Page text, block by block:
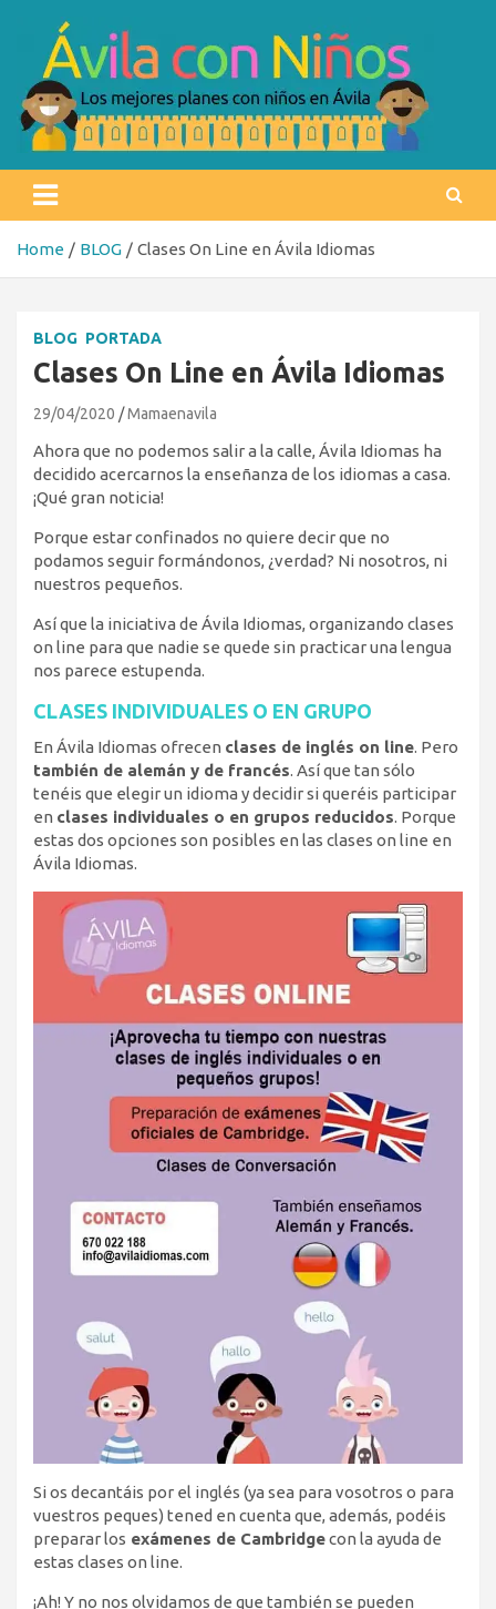
content
Ávila con niños
Home BLOG Clases On Line en Ávila Idiomas
BLOG PORTADA
Clases On Line en Ávila Idiomas
29/04/2020 Mamaenavila
Ahora que no podemos salir a la calle, Ávila Idiomas ha
decidido acercarnos la enseñanza de los idiomas a casa.
¡Qué gran noticia!
Porque estar confinados no quiere decir que no
podamos seguir formándonos, ¿verdad? Ni nosotros, ni
nuestros pequeños.
Así que la iniciativa de Ávila Idiomas, organizando clases
on line para que nadie se quede sin practicar una lengua
nos parece estupenda.
CLASES INDIVIDUALES O EN GRUPO
En Ávila Idiomas ofrecen clases de inglés on line. Pero
también de alemán y de francés. Así que tan sólo
tenéis que elegir un idioma y decidir si queréis participar
en clases individuales o en grupos reducidos. Porque
estas dos opciones son posibles en las clases on line en
Ávila Idiomas.
Si os decantáis por el inglés (ya sea para vosotros o para
vuestros peques) tened en cuenta que, además, podéis
preparar los exámenes de Cambridgecon la ayuda de
estas clases on line.
¡Ah! Y no nos olvidamos de que también se pueden